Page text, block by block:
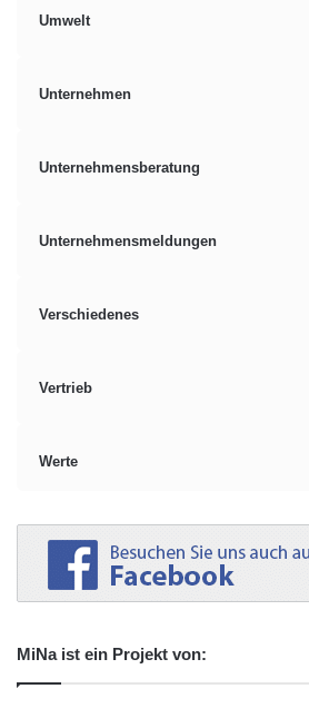
Umwelt
Unternehmen
Unternehmensberatung
Unternehmensmeldungen
Verschiedenes
Vertrieb
Werte
MiNa ist ein Projekt von: